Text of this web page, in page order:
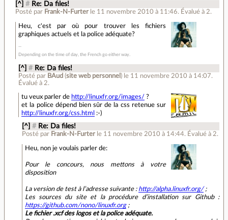
[^] # Re: Da files!
Posté par Frank-N-Furter le 11 novembre 2010 à 11:46. Évalué à 2.
Heu, c'est par où pour trouver les fichiers
graphiques actuels et la police adéquate?
Depending on the time of day, the French go either way.
[^] # Re: Da files!
Posté par BAud (site web personnel ) le 11 novembre 2010 à 14:07.
Évalué à 2.
tu veux parler de http://linuxfr.org/images/ ?
et la police dépend bien sûr de la css retenue sur
http://linuxfr.org/css.html :-)
[^] # Re: Da files!
Posté par Frank-N-Furter le 11 novembre 2010 à 14:44.Évalué à 2.
Heu, non je voulais parler de:
Pour le concours, nous mettons à votre
disposition
La version de test à l’adresse suivante : http://alpha.linuxfr.org/;
Les sources du site et la procédure d’installation sur Github :
https://github.com/nono/linuxfr.org;
Le fichier .xcf des logos et la police adéquate.